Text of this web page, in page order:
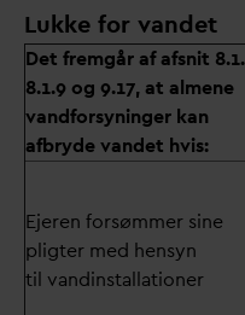
Lukke for vandet
Det fremgår af afsnit
8.1.9 og 9.17, at almene
vandforsyninger kan
afbryde vandet hvis:
Ejeren forsømmer sine
pligter med hensyn
til vandinstallationer